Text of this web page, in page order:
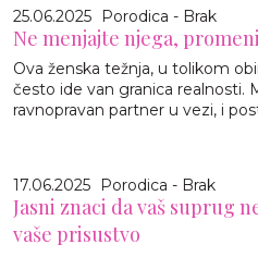
25.06.2025 Porodica - Brak
Ne menjajte njega,
Ova ženska težnja, u tolikom
često ide van granica realnosti.
ravnopravan partner u vezi, i
17.06.2025 Porodica - Brak
Jasni znaci da vaš suprug
vaše prisustvo